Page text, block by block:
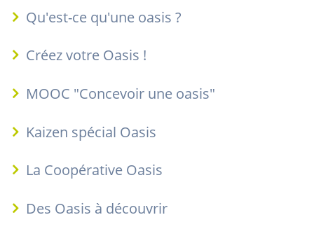
Qu'est-ce qu'une oasis ?
Créez votre Oasis !
MOOC "Concevoir une oasis"
Kaizen spécial Oasis
La Coopérative Oasis
Des Oasis à découvrir